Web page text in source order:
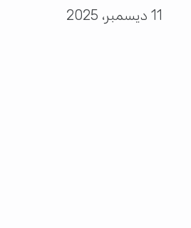
11 ديسمبر، 2025